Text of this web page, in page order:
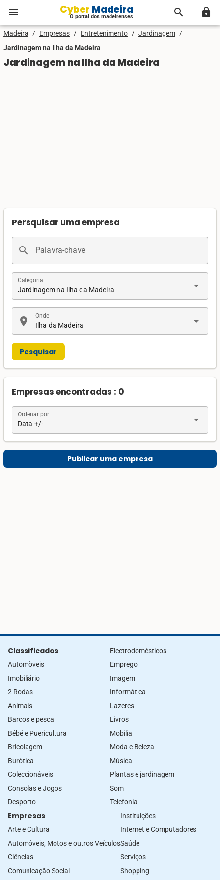
menu Cyber Madeira
O portal dos madeirenses search lock
Madeira / Empresas / Entretenimento / Jardinagem /
Jardinagem na Ilha da Madeira
Jardinagem na Ilha da Madeira
Persquisar uma empresa
search Palavra-chave
Jardinagem na Ilha da Madeira
Categoria arrow_drop_down
location_on Ilha da Madeira
Onde arrow_drop_down
Pesquisar
Empresas encontradas : 0
Data +/-
Ordenar por arrow_drop_down
Publicar uma empresa
Classificados
Automòveis
Imobiliário
2 Rodas
Animais
Barcos e pesca
Bébé e Puericultura
Bricolagem
Burótica
Coleccionáveis
Consolas e Jogos
Desporto
Electrodomésticos
Emprego
Imagem
Informática
Lazeres
Livros
Mobilia
Moda e Beleza
Música
Plantas e jardinagem
Som
Telefonia
Empresas
Arte e Cultura
Automóveis, Motos e outros Veículos
Ciências
Comunicação Social
Instituições
Internet e Computadores
Saúde
Serviços
Shopping